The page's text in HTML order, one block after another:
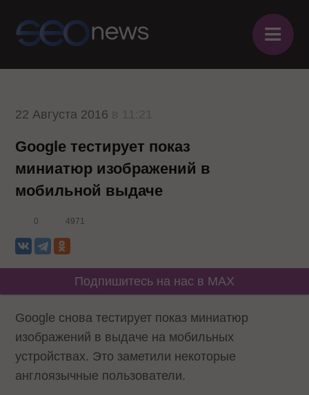
≡
22 Августа 2016
Google тестирует показ
миниатюр изображений в
мобильной выдаче
0 4971
Подпишитесь на нас в MAX
Google снова тестирует показ миниатюр
изображений в выдаче на мобильных
устройствах. Это заметили некоторые
англоязычные пользователи.